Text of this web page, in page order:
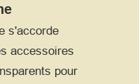
s'accorde
accessoires
pour